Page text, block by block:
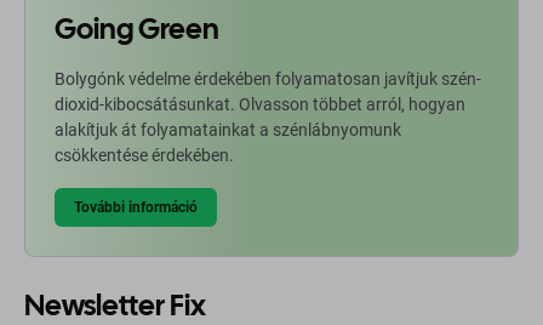
Going Green
Bolygónk védelme érdekében folyamatosan javítjuk szén-
dioxid-kibocsátásunkat. Olvasson többet arról, hogyan
alakítjuk át folyamatainkat a szénlábnyomunk
csökkentése érdekében.
További információ
Newsletter Fix